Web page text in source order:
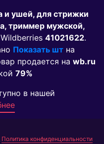
и ушей, для стрижки
триммер мужской,
41021622.
Показать шт на
продается на wb.ru
79%
в нашей
Политика конфиденциальности